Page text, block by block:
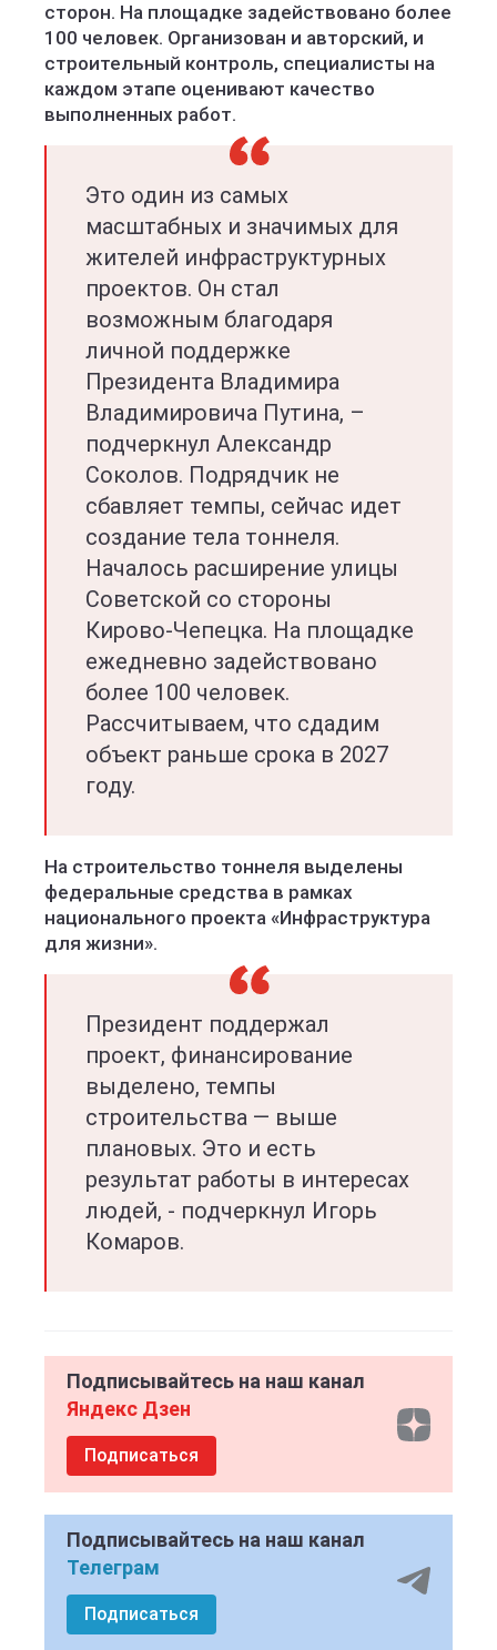
сторон. На площадке задействовано более
100 человек. Организован и авторский, и
строительный контроль, специалисты на
каждом этапе оценивают качество
выполненных работ.
Это один из самых
масштабных и значимых для
жителей инфраструктурных
проектов. Он стал
возможным благодаря
личной поддержке
Президента Владимира
Владимировича Путина, –
подчеркнул Александр
Соколов. Подрядчик не
сбавляет темпы, сейчас идет
создание тела тоннеля.
Началось расширение улицы
Советской со стороны
Кирово-Чепецка. На площадке
ежедневно задействовано
более 100 человек.
Рассчитываем, что сдадим
объект раньше срока в 2027
году.
На строительство тоннеля выделены
федеральные средства в рамках
национального проекта «Инфраструктура
для жизни».
Президент поддержал
проект, финансирование
выделено, темпы
строительства — выше
плановых. Это и есть
результат работы в интересах
людей, - подчеркнул Игорь
Комаров.
Подписывайтесь на наш канал
Яндекс Дзен
Подписаться
Подписывайтесь на наш канал
Телеграм
Подписаться